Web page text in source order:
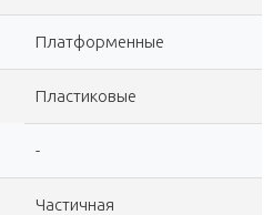
Платформенные
Пластиковые
-
Частичная